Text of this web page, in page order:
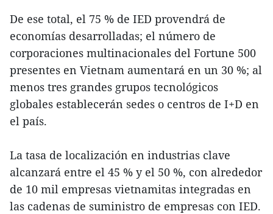
De ese total, el 75 % de IED provendrá de
economías desarrolladas; el número de
corporaciones multinacionales del Fortune 500
presentes en Vietnam aumentará en un 30 %; al
menos tres grandes grupos tecnológicos
globales establecerán sedes o centros de I+D en
el país.
La tasa de localización en industrias clave
alcanzará entre el 45 % y el 50 %, con alrededor
de 10 mil empresas vietnamitas integradas en
las cadenas de suministro de empresas con IED.